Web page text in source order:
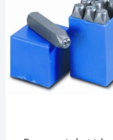
Llamar (cerrado)